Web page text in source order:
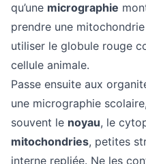
qu’une micrographie
prendre une
utiliser le globule rouge
cellule animale.
Passe ensuite aux
une micrographie
souvent le noyau, le
mitochondries, petites
interne repliée. Ne les